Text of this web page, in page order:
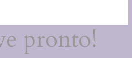
pronto!